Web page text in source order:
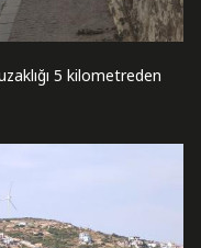
5 kilometreden